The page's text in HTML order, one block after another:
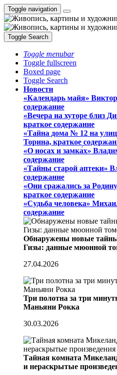
Toggle navigation
Toggle Search
Toggle menubar
Toggle fullscreen
Boxed page
Toggle Search
Новости
«Календарь майя»
содержание
«Вечера на хуторе близ
краткое содержание
«Тайна дома № 12 на
Торина, краткое
«О носах и замка́х»
содержание
«Тайны старой аптеки»
содержание
«Они сражались за
краткое содержание
«Судьба человека»
содержание
Обнаружены новые
Гизы: данные мюонной
27.04.2026
Три полотна за три
Маньяни Рокка
30.03.2026
Тайная комната
и нераскрытые